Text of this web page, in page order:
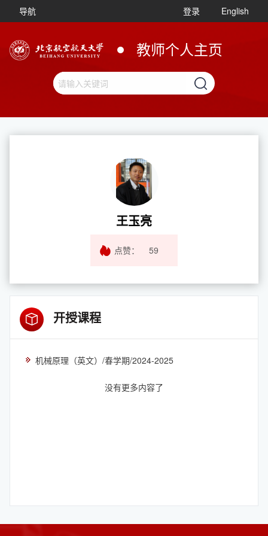
导航 登录 English
教师个人主页
王玉亮
点赞： 59
开授课程
机械原理（英文）/春学期/2024-2025
没有更多内容了